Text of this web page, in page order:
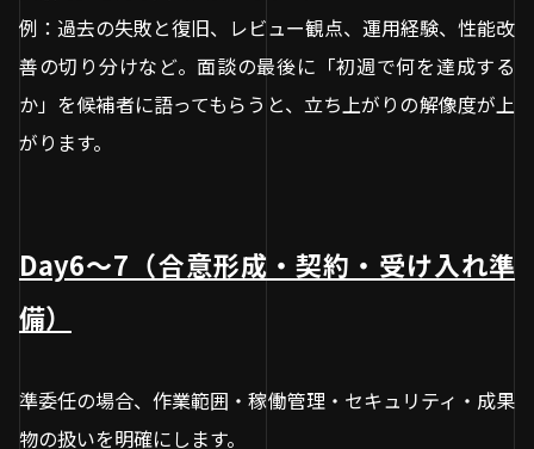
例：過去の失敗と復旧、レビュー観点、運用経験、性能改
善の切り分けなど。面談の最後に「初週で何を達成する
か」を候補者に語ってもらうと、立ち上がりの解像度が上
がります。
Day6〜7（合意形成・契約・受け入れ準
備）
準委任の場合、作業範囲・稼働管理・セキュリティ・成果
物の扱いを明確にします。